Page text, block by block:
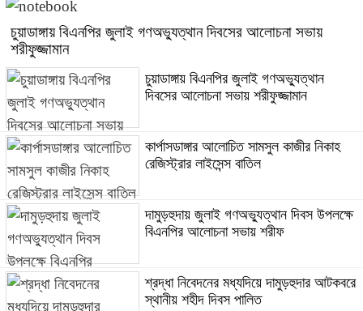
চুয়াডাঙ্গায় বিএনপির জুলাই গণঅভ্যুত্থান দিবসের আলোচনা সভায়
শরীফুজ্জামান
চুয়াডাঙ্গায় বিএনপির জুলাই গণঅভ্যুত্থান
দিবসের আলোচনা সভায় শরীফুজ্জামান
কার্পাসডাঙ্গার আলোচিত সামসুল কাজীর নিকাহ
রেজিস্ট্রার লাইসেন্স বাতিল
দামুড়হুদায় জুলাই গণঅভ্যুত্থান দিবস উপলক্ষে
বিএনপির আলোচনা সভায় শরীফ
শ্রদ্ধা নিবেদনের মধ্যদিয়ে দামুড়হুদার আটকবরে
স্থানীয় শহীদ দিবস পালিত